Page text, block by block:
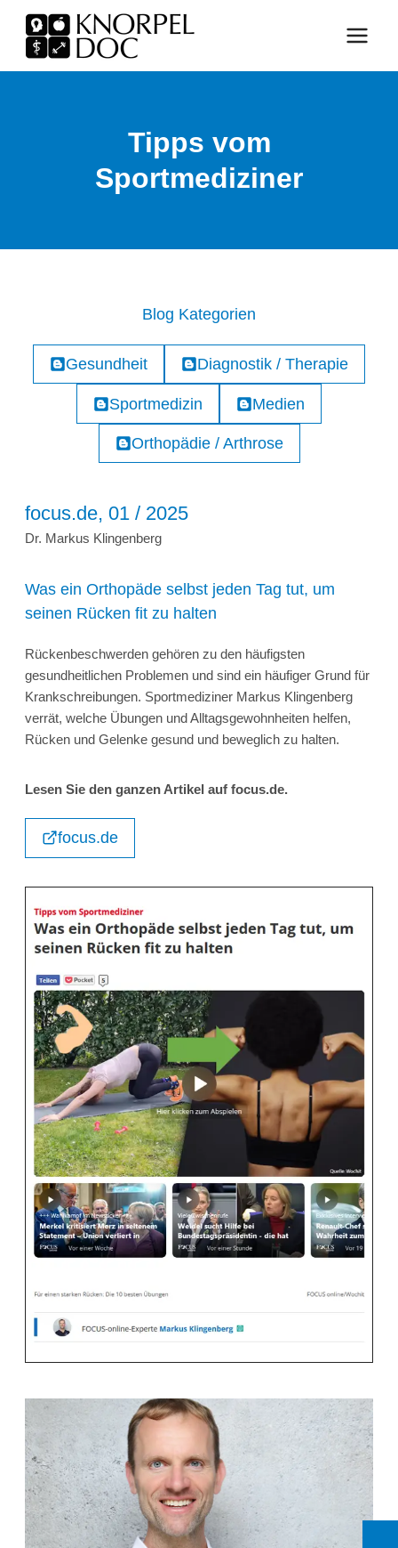
Inhalt
springen
Tipps vom
Sportmediziner
Blog Kategorien
Gesundheit Diagnostik / Therapie
Sportmedizin Medien
Orthopädie / Arthrose
focus.de, 01 / 2025
Dr. Markus Klingenberg
Was ein Orthopäde selbst jeden Tag tut, um
seinen Rücken fit zu halten
Rückenbeschwerden gehören zu den häufigsten
gesundheitlichen Problemen und sind ein häufiger Grund für
Krankschreibungen. Sportmediziner Markus Klingenberg
verrät, welche Übungen und Alltagsgewohnheiten helfen,
Rücken und Gelenke gesund und beweglich zu halten.
Lesen Sie den ganzen Artikel auf focus.de.
focus.de